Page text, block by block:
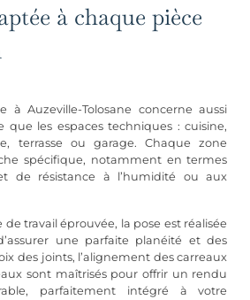
à chaque pièce
à Auzeville-Tolosane concerne aussi
que les espaces techniques : cuisine,
terrasse ou garage. Chaque zone
spécifique, notamment en termes
de résistance à l’humidité ou aux
travail éprouvée, la pose est réalisée
une parfaite planéité et des
des joints, l’alignement des carreaux
sont maîtrisés pour offrir un rendu
parfaitement intégré à votre